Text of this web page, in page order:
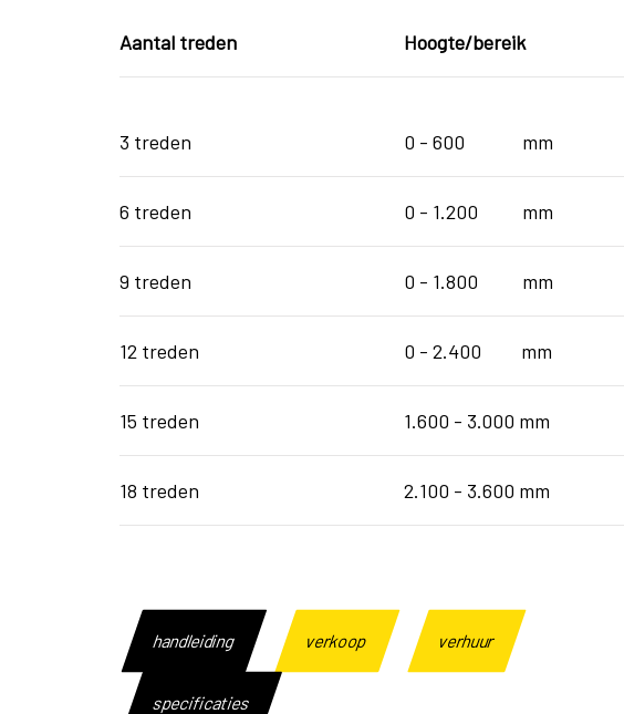
Aantal treden Hoogte/bereik
3 treden 0 - 600 mm
6 treden 0 - 1.200 mm
9 treden 0 - 1.800 mm
12 treden 0 - 2.400 mm
15 treden 1.600 - 3.000 mm
18 treden 2.100 - 3.600 mm
handleiding verkoop verhuur
specificaties